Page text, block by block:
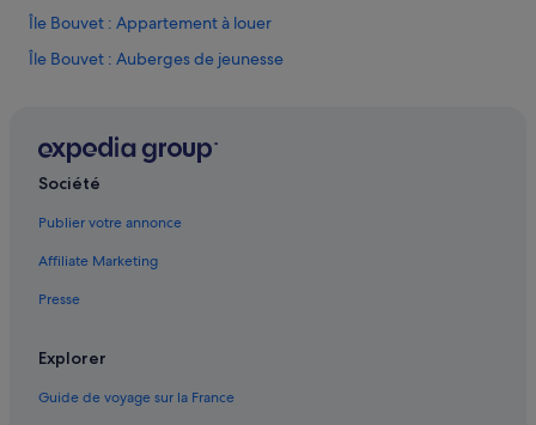
Île Bouvet : Appartement à louer
Île Bouvet : Auberges de jeunesse
Île Bouvet : Cabanes dans les arbres
Île Bouvet : hôtels
Île Bouvet : Locations de vacances privées
Société
Publier votre annonce
Affiliate Marketing
Presse
Explorer
Guide de voyage sur la France